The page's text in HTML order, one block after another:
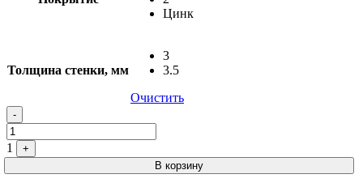
Цинк
Толщина стенки, мм
3
3.5
Очистить
-
1
+
В корзину